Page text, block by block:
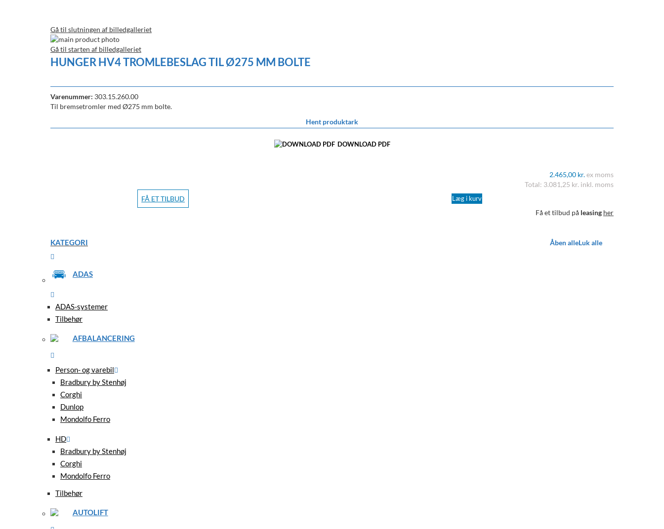
Gå til slutningen af billedgalleriet
Gå til starten af billedgalleriet
HUNGER HV4 TROMLEBESLAG TIL Ø275 MM BOLTE
Varenummer: 303.15.260.00
Til bremsetromler med Ø275 mm bolte.
Hent produktark
DOWNLOAD PDF
2.465,00 kr.ex moms
Total: 3.081,25 kr. inkl. moms
FÅ ET TILBUD
Læg i kurv
Få et tilbud på leasing her
KATEGORI Luk alle
Åben alle
ADAS
ADAS-systemer
Tilbehør
AFBALANCERING
Person- og varebil
Bradbury by Stenhøj
Corghi
Dunlop
Mondolfo Ferro
HD
Bradbury by Stenhøj
Corghi
Mondolfo Ferro
Tilbehør
AUTOLIFT